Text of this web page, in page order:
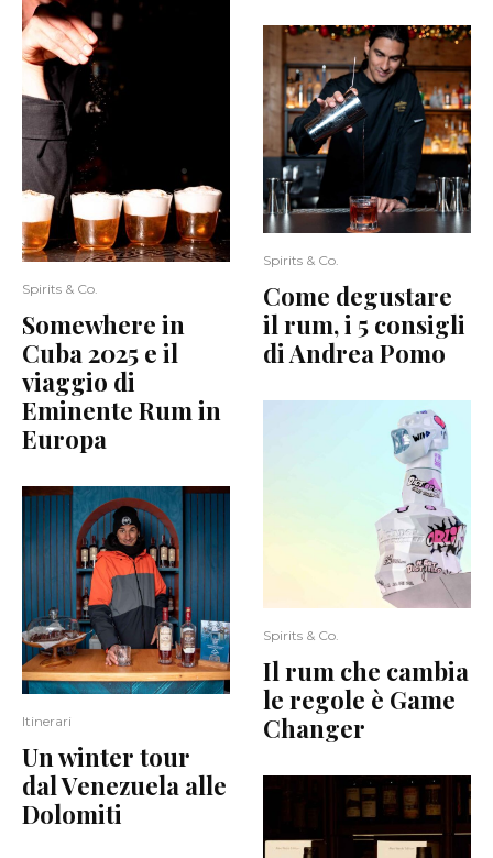
Spirits & Co.
Somewhere in
Cuba 2025 e il
viaggio di
Eminente Rum in
Europa
Itinerari
Un winter tour
dal Venezuela alle
Dolomiti
Spirits & Co.
Come degustare
il rum, i 5 consigli
di Andrea Pomo
Spirits & Co.
Il rum che cambia
le regole è Game
Changer